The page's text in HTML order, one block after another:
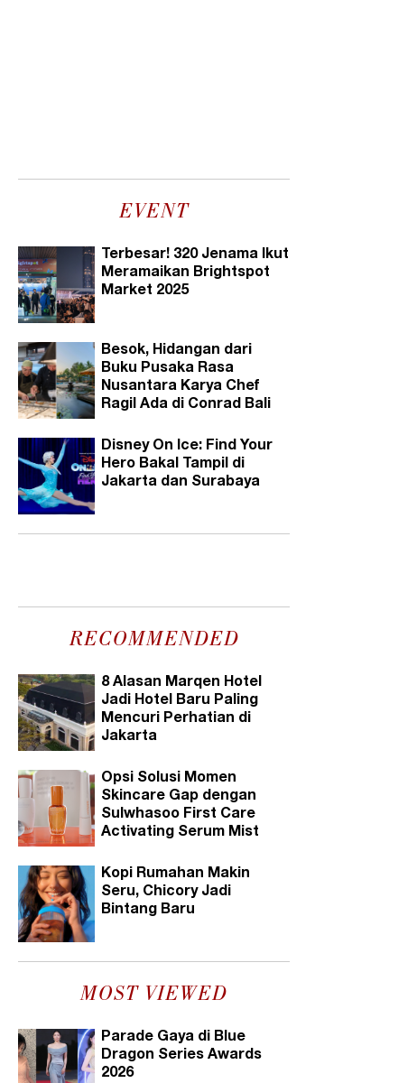
EVENT
Terbesar! 320 Jenama Ikut
Meramaikan Brightspot
Market 2025
Besok, Hidangan dari
Buku Pusaka Rasa
Nusantara Karya Chef
Ragil Ada di Conrad Bali
Disney On Ice: Find Your
Hero Bakal Tampil di
Jakarta dan Surabaya
RECOMMENDED
8 Alasan Marqen Hotel
Jadi Hotel Baru Paling
Mencuri Perhatian di
Jakarta
Opsi Solusi Momen
Skincare Gap dengan
Sulwhasoo First Care
Activating Serum Mist
Kopi Rumahan Makin
Seru, Chicory Jadi
Bintang Baru
MOST VIEWED
Parade Gaya di Blue
Dragon Series Awards
2026